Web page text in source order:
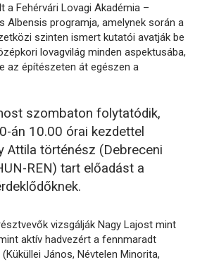
a Fehérvári Lovagi Akadémia –
Albensis programja, amelynek során a
szinten ismert kutatói avatják be
lovagvilág minden aspektusába,
az építészeten át egészen a
szombaton folytatódik,
án 10.00 órai kezdettel
Attila történész (Debreceni
REN) tart előadást a
vizsgálják Nagy Lajost mint
aktív hadvezért a fennmaradt
János, Névtelen Minorita,